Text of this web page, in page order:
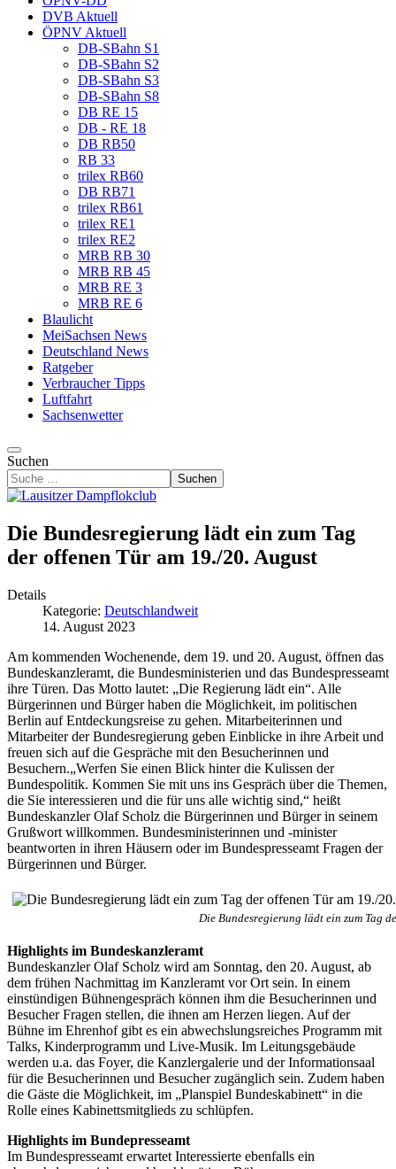
DVB Aktuell
ÖPNV Aktuell
DB-SBahn S1
DB-SBahn S2
DB-SBahn S3
DB-SBahn S8
DB RE 15
DB - RE 18
DB RB50
RB 33
trilex RB60
DB RB71
trilex RB61
trilex RE1
trilex RE2
MRB RB 30
MRB RB 45
MRB RE 3
MRB RE 6
Blaulicht
MeiSachsen News
Deutschland News
Ratgeber
Verbraucher Tipps
Luftfahrt
Sachsenwetter
Suchen
Suchen
Die Bundesregierung lädt ein zum Tag
der offenen Tür am 19./20. August
Details
Kategorie: Deutschlandweit
14. August 2023
Am kommenden Wochenende, dem 19. und 20. August, öffnen das
Bundeskanzleramt, die Bundesministerien und das Bundespresseamt
ihre Türen. Das Motto lautet: „Die Regierung lädt ein“. Alle
Bürgerinnen und Bürger haben die Möglichkeit, im politischen
Berlin auf Entdeckungsreise zu gehen. Mitarbeiterinnen und
Mitarbeiter der Bundesregierung geben Einblicke in ihre Arbeit und
freuen sich auf die Gespräche mit den Besucherinnen und
Besuchern.„Werfen Sie einen Blick hinter die Kulissen der
Bundespolitik. Kommen Sie mit uns ins Gespräch über die Themen,
die Sie interessieren und die für uns alle wichtig sind,“ heißt
Bundeskanzler Olaf Scholz die Bürgerinnen und Bürger in seinem
Grußwort willkommen. Bundesministerinnen und -minister
beantworten in ihren Häusern oder im Bundespresseamt Fragen der
Bürgerinnen und Bürger.
Die Bundesregierung lädt ein zum Tag
Highlights im Bundeskanzleramt
Bundeskanzler Olaf Scholz wird am Sonntag, den 20. August, ab
dem frühen Nachmittag im Kanzleramt vor Ort sein. In einem
einstündigen Bühnengespräch können ihm die Besucherinnen und
Besucher Fragen stellen, die ihnen am Herzen liegen. Auf der
Bühne im Ehrenhof gibt es ein abwechslungsreiches Programm mit
Talks, Kinderprogramm und Live-Musik. Im Leitungsgebäude
werden u.a. das Foyer, die Kanzlergalerie und der Informationsaal
für die Besucherinnen und Besucher zugänglich sein. Zudem haben
die Gäste die Möglichkeit, im „Planspiel Bundeskabinett“ in die
Rolle eines Kabinettsmitglieds zu schlüpfen.
Highlights im Bundepresseamt
Im Bundespresseamt erwartet Interessierte ebenfalls ein